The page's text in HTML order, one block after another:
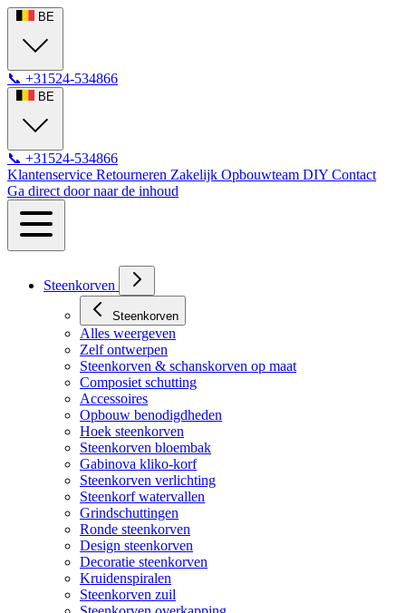
BE
📞 +31524-534866
BE
📞 +31524-534866
Klantenservice Retourneren Zakelijk Opbouwteam DIY Contact
Ga direct door naar de inhoud
Steenkorven
Steenkorven
Alles weergeven
Zelf ontwerpen
Steenkorven & schanskorven op maat
Composiet schutting
Accessoires
Opbouw benodigdheden
Hoek steenkorven
Steenkorven bloembak
Gabinova kliko-korf
Steenkorven verlichting
Steenkorf watervallen
Grindschuttingen
Ronde steenkorven
Design steenkorven
Decoratie steenkorven
Kruidenspiralen
Steenkorven zuil